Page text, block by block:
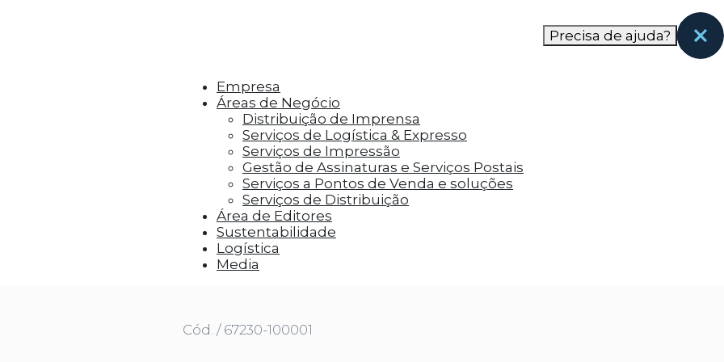
aos visitantes anúncios personalizados com base nas páginas que eles visitaram antes e analisar a
Precisa de ajuda?
Empresa
Áreas de Negócio
Distribuição de Imprensa
Serviços de Logística & Expresso
Serviços de Impressão
Gestão de Assinaturas e Serviços Postais
Serviços a Pontos de Venda e soluções
Serviços de Distribuição
Área de Editores
Sustentabilidade
Logística
Media
Cód. / 67230-100001